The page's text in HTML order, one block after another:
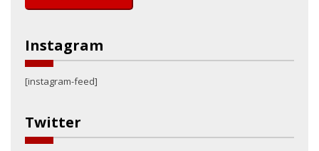
Instagram
[instagram-feed]
Twitter